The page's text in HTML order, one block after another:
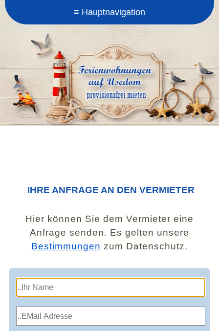
IHRE ANFRAGE AN DEN VERMIETER
Hier können Sie dem Vermieter eine
Anfrage senden. Es gelten unsere
Bestimmungen zum Datenschutz.